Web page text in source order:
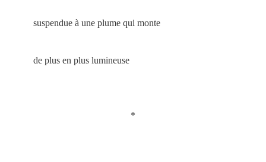
suspendue à une plume qui monte
de plus en plus lumineuse
*